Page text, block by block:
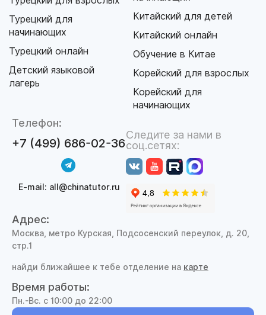
Китайский для детей
Китайский онлайн
Обучение в Китае
Корейский для взрослых
Корейский для
начинающих
Турецкий для
начинающих
Турецкий онлайн
Детский языковой
лагерь
Телефон:
+7 (499) 686-02-36
E-mail: all@chinatutor.ru
Следите за нами в
соц.сетях:
Адрес:
Москва, метро Курская, Подсосенский переулок, д. 20,
стр.1
найди ближайшее к тебе отделение на карте
Время работы:
Пн.-Вс. с 10:00 до 22:00